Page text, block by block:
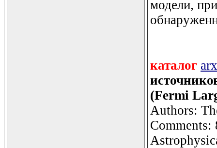
модели,
каталог
(Fermi
Authors:
Comments: